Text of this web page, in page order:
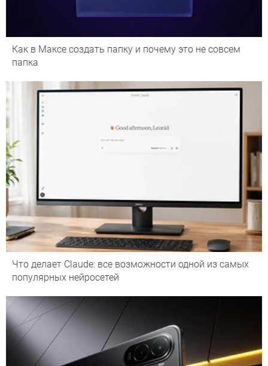
Как в Максе создать папку и почему это не совсем
папка
Что делает Сlaude: все возможности одной из самых
популярных нейросетей